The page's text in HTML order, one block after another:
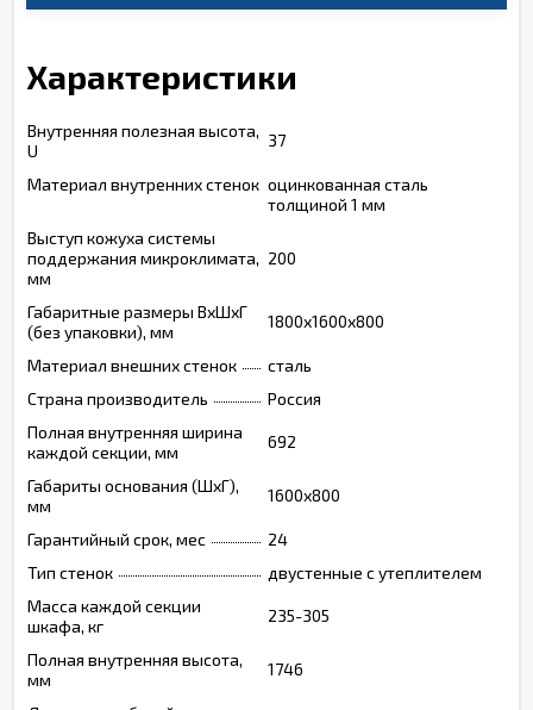
Характеристики
Внутренняя полезная высота,
U
37
Материал внутренних стенок оцинкованная сталь
толщиной 1 мм
Выступ кожуха системы
поддержания микроклимата,
мм
200
Габаритные размеры ВхШхГ
(без упаковки), мм
1800х1600х800
Материал внешних стенок
сталь
Страна производитель
Россия
Полная внутренняя ширина
каждой секции, мм
692
Габариты основания (ШxГ),
мм
1600х800
Гарантийный срок, мес
24
Тип стенок
двустенные с утеплителем
Масса каждой секции
шкафа, кг
235-305
Полная внутренняя высота,
мм
1746